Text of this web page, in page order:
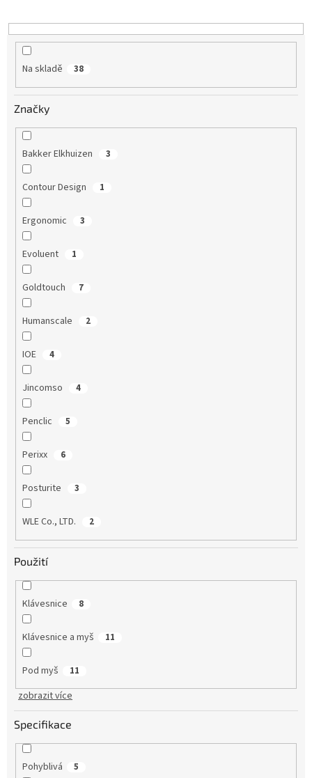
Na skladě 38
Značky
Bakker Elkhuizen 3
Contour Design 1
Ergonomic 3
Evoluent 1
Goldtouch 7
Humanscale 2
IOE 4
Jincomso 4
Penclic 5
Perixx 6
Posturite 3
WLE Co., LTD. 2
Použití
Klávesnice 8
Klávesnice a myš 11
Pod myš 11
zobrazit více
Specifikace
Pohyblivá 5